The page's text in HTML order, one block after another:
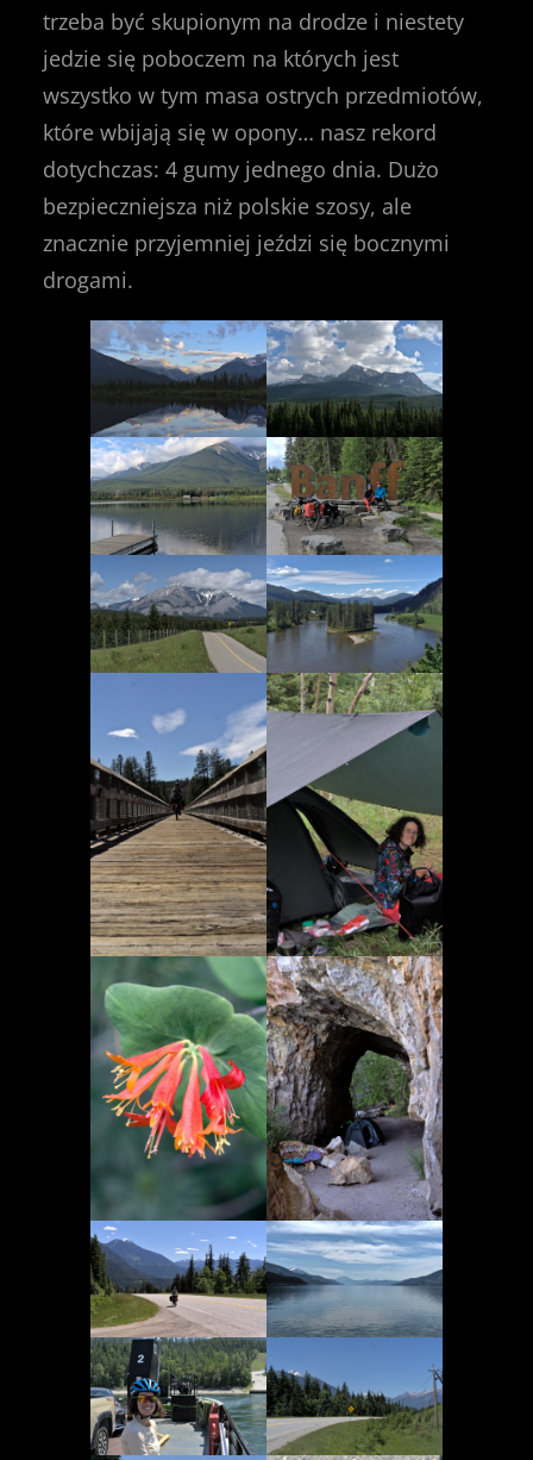
trzeba być skupionym na drodze i niestety
jedzie się poboczem na których jest
wszystko w tym masa ostrych przedmiotów,
które wbijają się w opony… nasz rekord
dotychczas: 4 gumy jednego dnia. Dużo
bezpieczniejsza niż polskie szosy, ale
znacznie przyjemniej jeździ się bocznymi
drogami.